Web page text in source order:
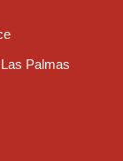
Palmas